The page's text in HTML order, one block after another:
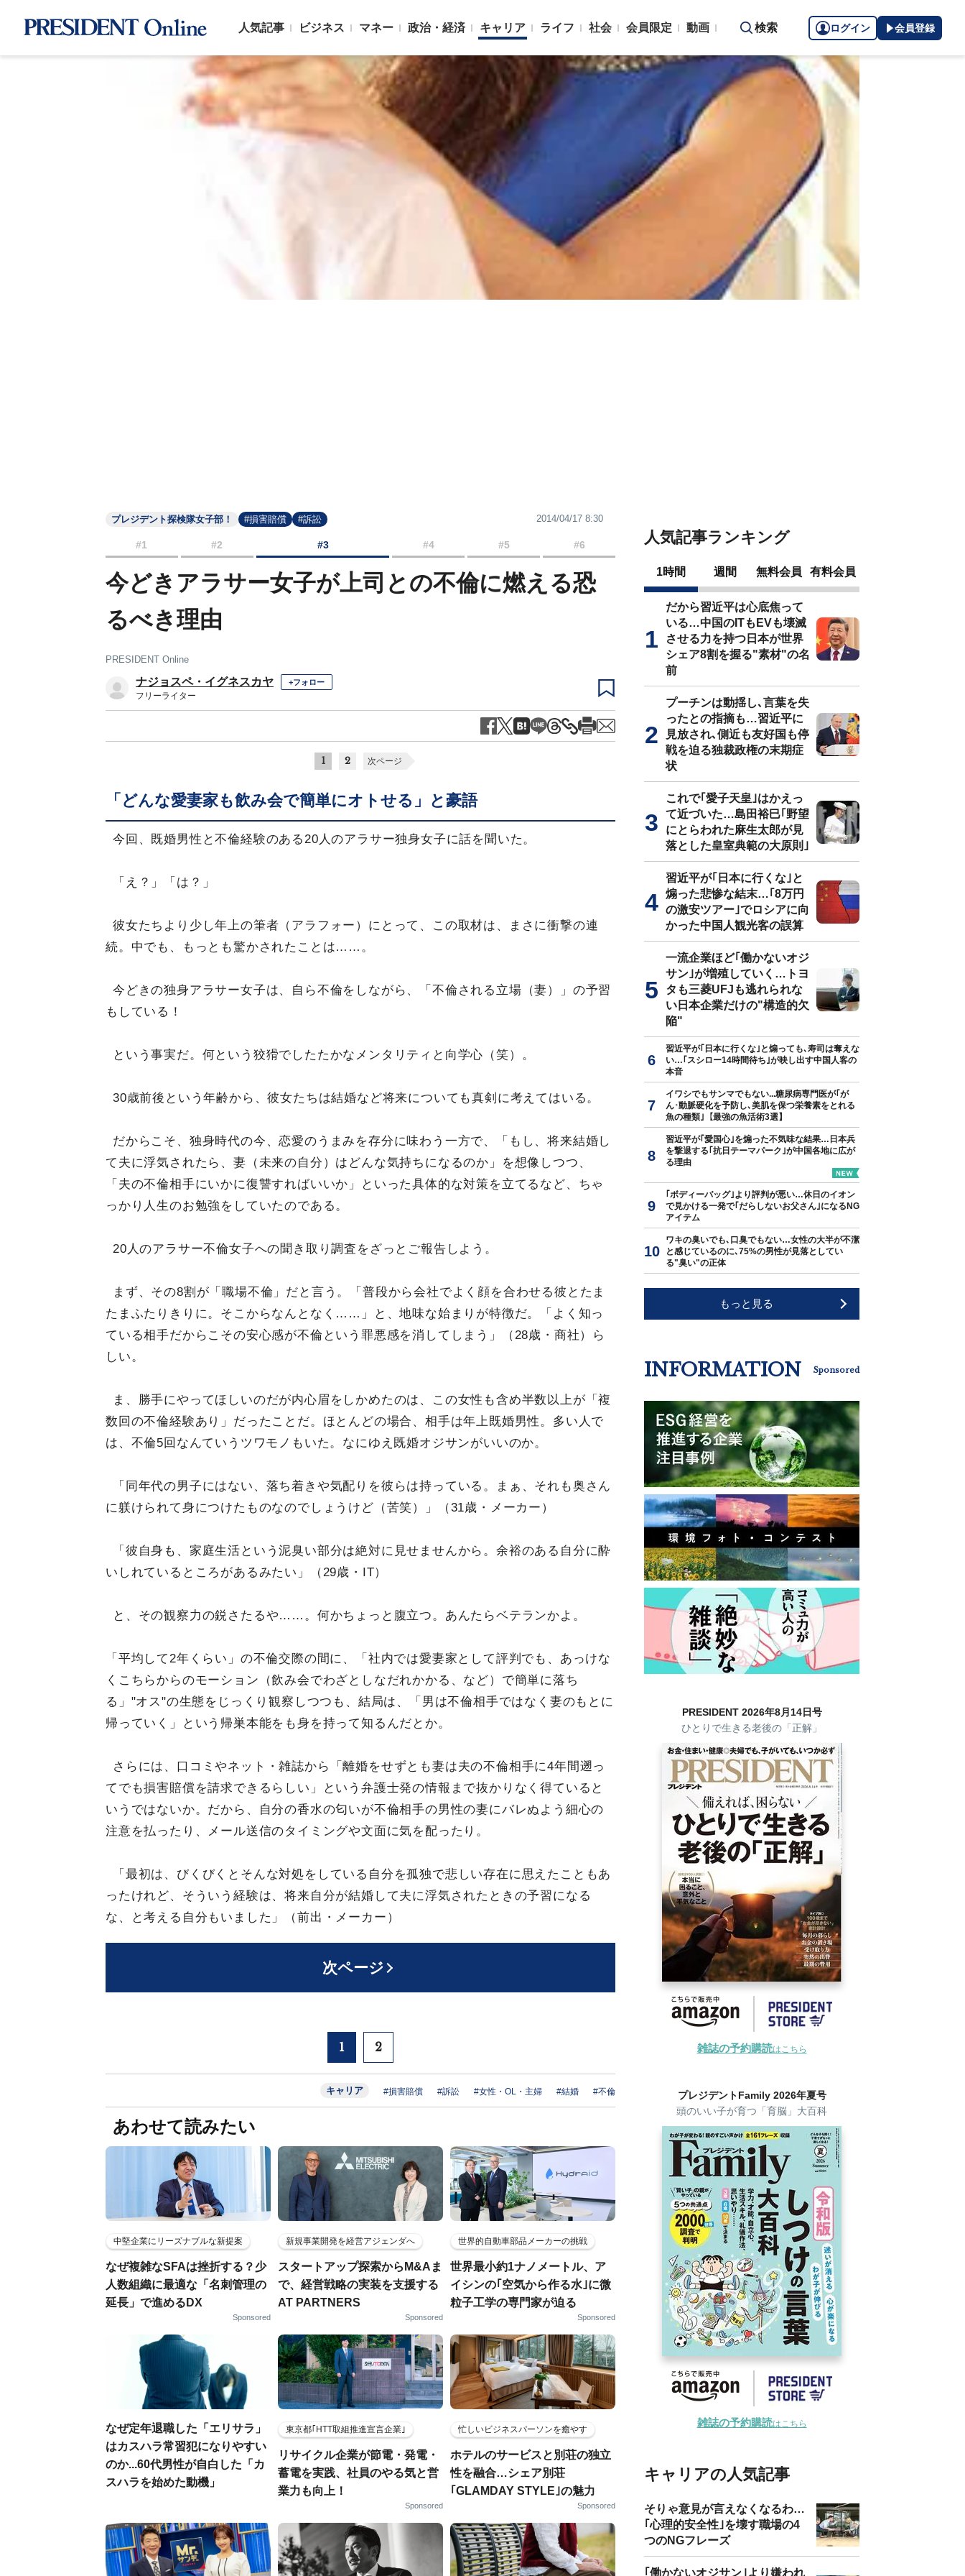
人気記事 ビジネス マネー 政治・経済 キャリア ライフ 社会 会員限定 動画 検索 ログイン 会員登録
プレジデント探検隊女子部！ #損害賠償 #訴訟 2014/04/17 8:30
#1 #2 #3 #4 #5 #6
今どきアラサー女子が上司との不倫に燃える恐
るべき理由
PRESIDENT Online
ナジョスペ・イグネスカヤ +フォロー
フリーライター
1 2 次ページ
「どんな愛妻家も飲み会で簡単にオトせる」と豪語
今回、既婚男性と不倫経験のある20人のアラサー独身女子に話を聞いた。
「え？」「は？」
彼女たちより少し年上の筆者（アラフォー）にとって、この取材は、まさに衝撃の連
続。中でも、もっとも驚かされたことは……。
今どきの独身アラサー女子は、自ら不倫をしながら、「不倫される立場（妻）」の予習
もしている！
という事実だ。何という狡猾でしたたかなメンタリティと向学心（笑）。
30歳前後という年齢から、彼女たちは結婚など将来についても真剣に考えてはいる。
だからこそ、独身時代の今、恋愛のうまみを存分に味わう一方で、「もし、将来結婚し
て夫に浮気されたら、妻（未来の自分）はどんな気持ちになるのか」を想像しつつ、
「夫の不倫相手にいかに復讐すればいいか」といった具体的な対策を立てるなど、ちゃ
っかり人生のお勉強をしていたのである。
20人のアラサー不倫女子への聞き取り調査をざっとご報告しよう。
まず、その8割が「職場不倫」だと言う。「普段から会社でよく顔を合わせる彼とたま
たまふたりきりに。そこからなんとなく……」と、地味な始まりが特徴だ。「よく知っ
ている相手だからこその安心感が不倫という罪悪感を消してしまう」（28歳・商社）ら
しい。
ま、勝手にやってほしいのだが内心眉をしかめたのは、この女性も含め半数以上が「複
数回の不倫経験あり」だったことだ。ほとんどの場合、相手は年上既婚男性。多い人で
は、不倫5回なんていうツワモノもいた。なにゆえ既婚オジサンがいいのか。
「同年代の男子にはない、落ち着きや気配りを彼らは持っている。まぁ、それも奥さん
に躾けられて身につけたものなのでしょうけど（苦笑）」（31歳・メーカー）
「彼自身も、家庭生活という泥臭い部分は絶対に見せませんから。余裕のある自分に酔
いしれているところがあるみたい」（29歳・IT）
と、その観察力の鋭さたるや……。何かちょっと腹立つ。あんたらベテランかよ。
「平均して2年くらい」の不倫交際の間に、「社内では愛妻家として評判でも、あっけな
くこちらからのモーション（飲み会でわざとしなだれかかる、など）で簡単に落ち
る」"オス"の生態をじっくり観察しつつも、結局は、「男は不倫相手ではなく妻のもとに
帰っていく」という帰巣本能をも身を持って知るんだとか。
さらには、口コミやネット・雑誌から「離婚をせずとも妻は夫の不倫相手に4年間遡っ
てでも損害賠償を請求できるらしい」という弁護士発の情報まで抜かりなく得ていると
いうではないか。だから、自分の香水の匂いが不倫相手の男性の妻にバレぬよう細心の
注意を払ったり、メール送信のタイミングや文面に気を配ったり。
「最初は、びくびくとそんな対処をしている自分を孤独で悲しい存在に思えたこともあ
ったけれど、そういう経験は、将来自分が結婚して夫に浮気されたときの予習になる
な、と考える自分もいました」（前出・メーカー）
次ページ
1 2
キャリア #損害賠償 #訴訟 #女性・OL・主婦 #結婚 #不倫
あわせて読みたい
中堅企業にリーズナブルな新提案
なぜ複雑なSFAは挫折する？少
人数組織に最適な「名刺管理の
延長」で進めるDX
Sponsored
新規事業開発を経営アジェンダへ
スタートアップ探索からM&Aま
で、経営戦略の実装を支援する
AT PARTNERS
Sponsored
世界的自動車部品メーカーの挑戦
世界最小約1ナノメートル、ア
イシンの｢空気から作る水｣に微
粒子工学の専門家が迫る
Sponsored
なぜ定年退職した「エリサラ」
はカスハラ常習犯になりやすい
のか...60代男性が自白した「カ
スハラを始めた動機」
東京都｢HTT取組推進宣言企業｣
リサイクル企業が節電・発電・
蓄電を実践、社員のやる気と営
業力も向上！
Sponsored
忙しいビジネスパーソンを癒やす
ホテルのサービスと別荘の独立
性を融合…シェア別荘
｢GLAMDAY STYLE｣の魅力
Sponsored
人気記事ランキング
1時間 週間 無料会員 有料会員
だから習近平は心底焦って
いる…中国のITもEVも壊滅
させる力を持つ日本が世界
シェア8割を握る"素材"の名
前
プーチンは動揺し､言葉を失
ったとの指摘も…習近平に
見放され､側近も友好国も停
戦を迫る独裁政権の末期症
状
これで｢愛子天皇｣はかえっ
て近づいた…島田裕巳｢野望
にとらわれた麻生太郎が見
落とした皇室典範の大原則｣
習近平が｢日本に行くな｣と
煽った悲惨な結末…｢8万円
の激安ツアー｣でロシアに向
かった中国人観光客の誤算
一流企業ほど｢働かないオジ
サン｣が増殖していく…トヨ
タも三菱UFJも逃れられな
い日本企業だけの"構造的欠
陥"
習近平が｢日本に行くな｣と煽っても､寿司は奪えな
い…｢スシロー14時間待ち｣が映し出す中国人客の
本音
イワシでもサンマでもない...糖尿病専門医が｢が
ん･動脈硬化を予防し､美肌を保つ栄養素をとれる
魚の種類｣【最強の魚活術3選】
習近平が｢愛国心｣を煽った不気味な結果…日本兵
を撃退する｢抗日テーマパーク｣が中国各地に広が
る理由
｢ボディーバッグ｣より評判が悪い…休日のイオン
で見かける一発で｢だらしないお父さん｣になるNG
アイテム
ワキの臭いでも､口臭でもない…女性の大半が不潔
と感じているのに､75%の男性が見落としてい
る"臭い"の正体
もっと見る
INFORMATION Sponsored
PRESIDENT 2026年8月14日号
ひとりで生きる老後の「正解」
雑誌の予約購読はこちら
プレジデントFamily 2026年夏号
頭のいい子が育つ「育脳」大百科
雑誌の予約購読はこちら
キャリアの人気記事
そりゃ意見が言えなくなるわ…
｢心理的安全性｣を壊す職場の4
つのNGフレーズ
｢働かないオジサン｣より嫌われ